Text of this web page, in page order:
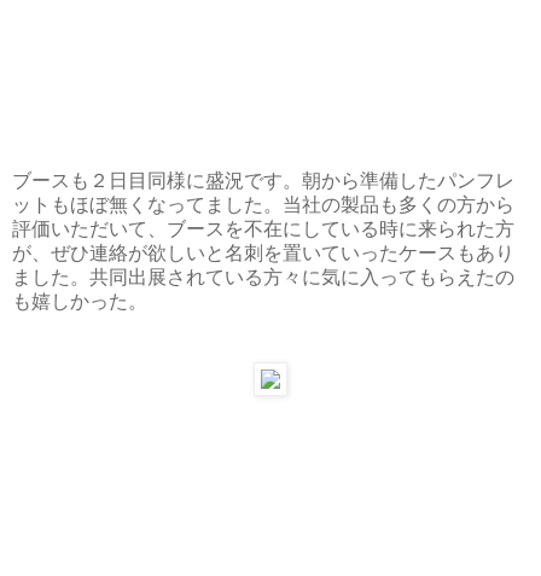
ブースも２日目同様に盛況です。朝から準備したパンフレ
ットもほぼ無くなってました。当社の製品も多くの方から
評価いただいて、ブースを不在にしている時に来られた方
が、ぜひ連絡が欲しいと名刺を置いていったケースもあり
ました。共同出展されている方々に気に入ってもらえたの
も嬉しかった。